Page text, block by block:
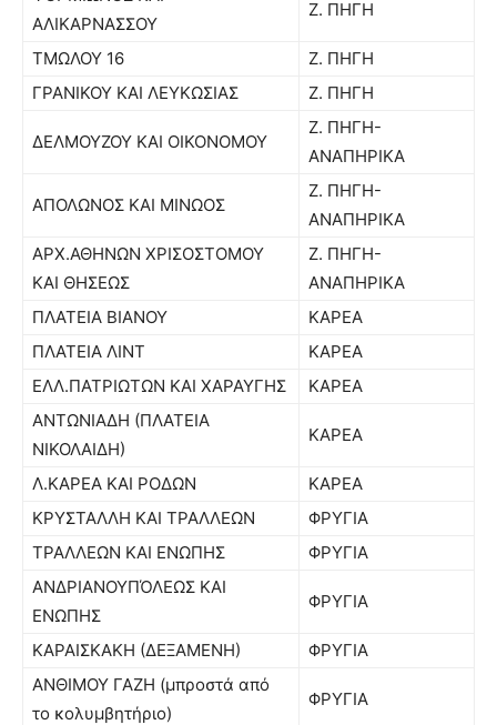
ΑΛΙΚΑΡΝΑΣΣΟΥ
Ζ. ΠΗΓΗ
ΤΜΩΛΟΥ 16
Ζ. ΠΗΓΗ
ΓΡΑΝΙΚΟΥ ΚΑΙ ΛΕΥΚΩΣΙΑΣ
Ζ. ΠΗΓΗ
ΔΕΛΜΟΥΖΟΥ ΚΑΙ ΟΙΚΟΝΟΜΟΥ
Ζ. ΠΗΓΗ-
ΑΝΑΠΗΡΙΚΑ
ΑΠΟΛΩΝΟΣ ΚΑΙ ΜΙΝΩΟΣ
Ζ. ΠΗΓΗ-
ΑΝΑΠΗΡΙΚΑ
ΑΡΧ.ΑΘΗΝΩΝ ΧΡΙΣΟΣΤΟΜΟΥ
ΚΑΙ ΘΗΣΕΩΣ
Ζ. ΠΗΓΗ-
ΑΝΑΠΗΡΙΚΑ
ΠΛΑΤΕΙΑ ΒΙΑΝΟΥ
ΚΑΡΕΑ
ΠΛΑΤΕΙΑ ΛΙΝΤ
ΚΑΡΕΑ
ΕΛΛ.ΠΑΤΡΙΩΤΩΝ ΚΑΙ ΧΑΡΑΥΓΗΣ
ΚΑΡΕΑ
ΑΝΤΩΝΙΑΔΗ (ΠΛΑΤΕΙΑ
ΝΙΚΟΛΑΙΔΗ)
ΚΑΡΕΑ
Λ.ΚΑΡΕΑ ΚΑΙ ΡΟΔΩΝ
ΚΑΡΕΑ
ΚΡΥΣΤΑΛΛΗ ΚΑΙ ΤΡΑΛΛΕΩΝ
ΦΡΥΓΙΑ
ΤΡΑΛΛΕΩΝ ΚΑΙ ΕΝΩΠΗΣ
ΦΡΥΓΙΑ
ΑΝΔΡΙΑΝΟΥΠΌΛΕΩΣ ΚΑΙ
ΕΝΩΠΗΣ
ΦΡΥΓΙΑ
ΚΑΡΑΙΣΚΑΚΗ (ΔΕΞΑΜΕΝΗ)
ΦΡΥΓΙΑ
ΑΝΘΙΜΟΥ ΓΑΖΗ (μπροστά από
το κολυμβητήριο)
ΦΡΥΓΙΑ